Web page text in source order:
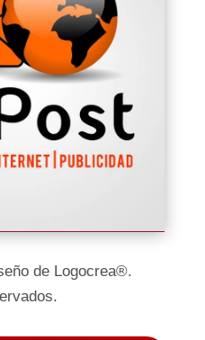
de Logocrea®.